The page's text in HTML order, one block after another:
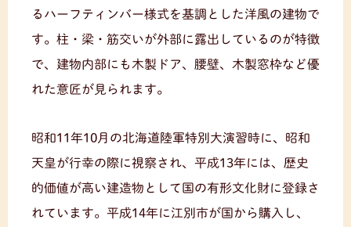
るハーフティンバー様式を基調とした洋風の建物で
す。柱・梁・筋交いが外部に露出しているのが特徴
で、建物内部にも木製ドア、腰壁、木製窓枠など優
れた意匠が見られます。
昭和11年10月の北海道陸軍特別大演習時に、昭和
天皇が行幸の際に視察され、平成13年には、歴史
的価値が高い建造物として国の有形文化財に登録さ
れています。平成14年に江別市が国から購入し、